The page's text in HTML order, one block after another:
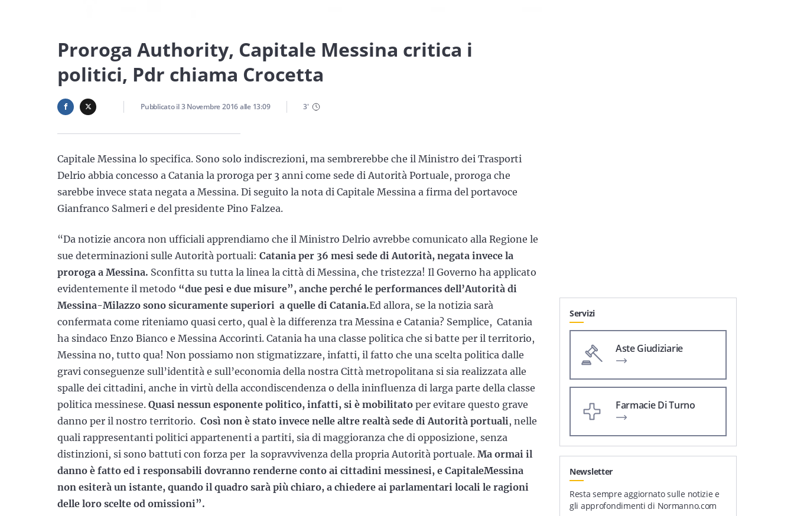
Proroga Authority, Capitale Messina critica i
politici, Pdr chiama Crocetta
Pubblicato il3 Novembre 2016alle 13:09 3'
Capitale Messina lo specifica. Sono solo indiscrezioni, ma sembrerebbe che il Ministro dei Trasporti
Delrio abbia concesso a Catania la proroga per 3 anni come sede di Autorità Portuale, proroga che
sarebbe invece stata negata a Messina. Di seguito la nota di Capitale Messina a firma del portavoce
Gianfranco Salmeri e del presidente Pino Falzea.
“Da notizie ancora non ufficiali apprendiamo che il Ministro Delrio avrebbe comunicato alla Regione le
sue determinazioni sulle Autorità portuali: Catania per 36 mesi sede di Autorità, negata invece la
proroga a Messina. Sconfitta su tutta la linea la città di Messina, che tristezza! Il Governo ha applicato
evidentemente il metodo “due pesi e due misure”, anche perché le performances dell’Autorità di
Messina-Milazzo sono sicuramente superiori a quelle di Catania.Ed allora, se la notizia sarà
confermata come riteniamo quasi certo, qual è la differenza tra Messina e Catania? Semplice, Catania
ha sindaco Enzo Bianco e Messina Accorinti. Catania ha una classe politica che si batte per il territorio,
Messina no, tutto qua! Non possiamo non stigmatizzare, infatti, il fatto che una scelta politica dalle
gravi conseguenze sull’identità e sull’economia della nostra Città metropolitana si sia realizzata alle
spalle dei cittadini, anche in virtù della accondiscendenza o della ininfluenza di larga parte della classe
politica messinese. Quasi nessun esponente politico, infatti, si è mobilitato per evitare questo grave
danno per il nostro territorio. Così non è stato invece nelle altre realtà sede di Autorità portuali , nelle
quali rappresentanti politici appartenenti a partiti, sia di maggioranza che di opposizione, senza
distinzioni, si sono battuti con forza per la sopravvivenza della propria Autorità portuale. Ma ormai il
danno è fatto ed i responsabili dovranno renderne conto ai cittadini messinesi, e CapitaleMessina
non esiterà un istante, quando il quadro sarà più chiaro, a chiedere ai parlamentari locali le ragioni
delle loro scelte od omissioni”.
Servizi
Aste Giudiziarie
Farmacie Di Turno
Newsletter
Resta sempre aggiornato sulle notizie e
gli approfondimenti di Normanno.com